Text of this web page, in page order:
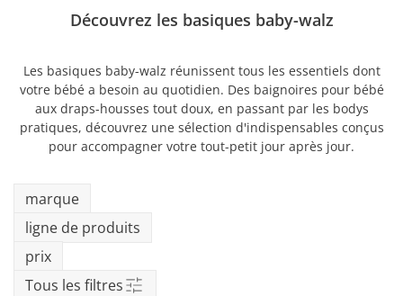
Découvrez les basiques baby-walz
Les basiques baby-walz réunissent tous les essentiels dont
votre bébé a besoin au quotidien. Des baignoires pour bébé
aux draps-housses tout doux, en passant par les bodys
pratiques, découvrez une sélection d'indispensables conçus
pour accompagner votre tout-petit jour après jour.
marque
ligne de produits
prix
Tous les filtres